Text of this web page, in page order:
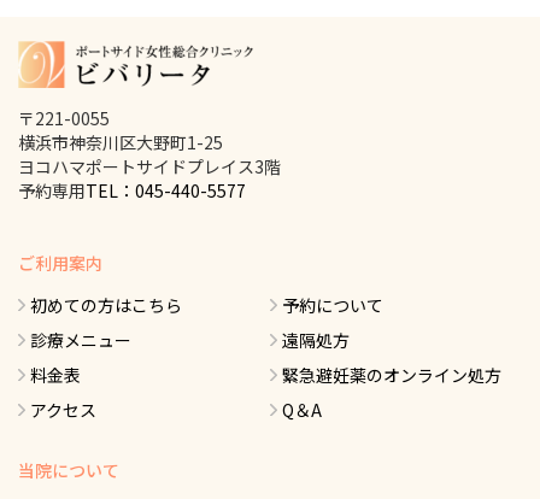
〒221-0055
横浜市神奈川区大野町1-25
ヨコハマポートサイドプレイス3階
予約専用TEL：045-440-5577
ご利用案内
初めての方はこちら
診療メニュー
料金表
アクセス
予約について
遠隔処方
緊急避妊薬のオンライン処方
Q＆A
当院について